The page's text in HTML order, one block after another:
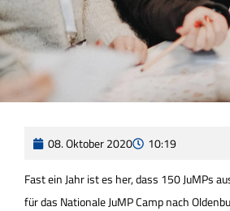
08. Oktober 2020 10:19
Fast ein Jahr ist es her, dass 150 JuMPs
für das Nationale JuMP Camp nach